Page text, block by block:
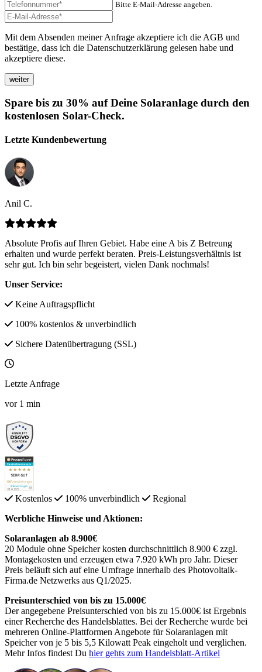
Bitte E-Mail-Adresse angeben.
Mit dem Absenden meiner Anfrage akzeptiere ich die AGB und
bestätige, dass ich die Datenschutzerklärung gelesen habe und
akzeptiere diese.
Spare bis zu 30% auf Deine Solaranlage durch den
kostenlosen Solar-Check.
Letzte Kundenbewertung
Anil C.
Absolute Profis auf Ihren Gebiet. Habe eine A bis Z Betreung
erhalten und wurde perfekt beraten. Preis-Leistungsverhältnis ist
sehr gut. Ich bin sehr begeistert, vielen Dank nochmals!
Unser Service:
Keine Auftragspflicht
100% kostenlos & unverbindlich
Sichere Datenübertragung (SSL)
Letzte Anfrage
vor 1 min
Kostenlos 100% unverbindlich
Regional
Werbliche Hinweise und Aktionen:
Solaranlagen ab 8.900€
20 Module ohne Speicher kosten durchschnittlich 8.900 € zzgl.
Montagekosten und erzeugen etwa 7.920 kWh pro Jahr. Dieser
Preis beläuft sich auf eine Umfrage innerhalb des Photovoltaik-
Firma.de Netzwerks aus Q1/2025.
Preisunterschied von bis zu 15.000€
Der angegebene Preisunterschied von bis zu 15.000€ ist Ergebnis
einer Recherche des Handelsblattes. Bei der Recherche wurde bei
mehreren Online-Plattformen Angebote für Solaranlagen mit
Speicher von je 5 bis 5,5 Kilowatt Peak eingeholt und verglichen.
Mehr Infos findest Du hier gehts zum Handelsblatt-Artikel